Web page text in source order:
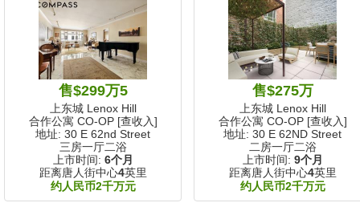
售$299万5
上东城 Lenox Hill
合作公寓 CO-OP [查收入]
地址: 30 E 62nd Street
三房一厅二浴
上市时间: 6个月
距离唐人街中心4英里
约人民币2千万元
售$275万
上东城 Lenox Hill
合作公寓 CO-OP [查收入]
地址: 30 E 62ND Street
二房一厅二浴
上市时间: 9个月
距离唐人街中心4英里
约人民币2千万元